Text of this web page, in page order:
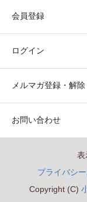
会員登録
ログイン
メルマガ登録・解除
お問い合わせ
表
プライバシ
Copyright (C)